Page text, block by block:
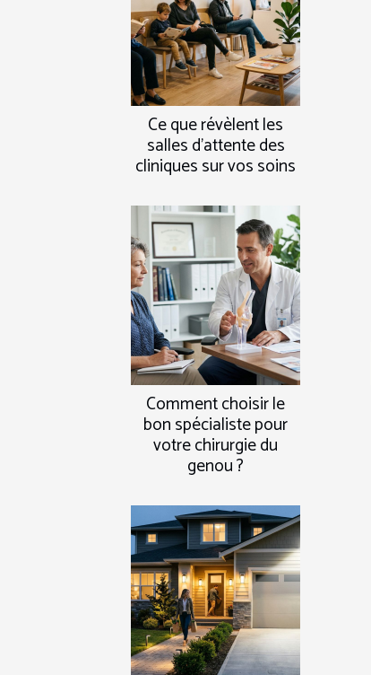
Ce que révèlent les
salles d’attente des
cliniques sur vos soins
Comment choisir le
bon spécialiste pour
votre chirurgie du
genou ?